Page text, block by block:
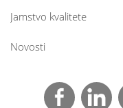
Jamstvo kvalitete
Novosti